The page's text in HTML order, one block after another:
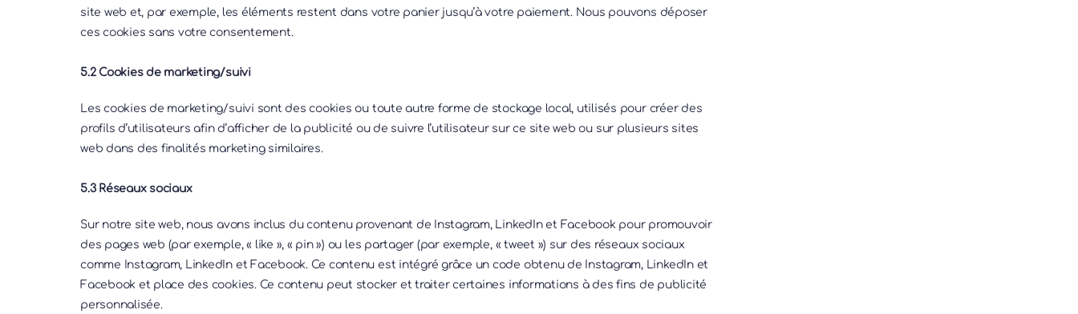
site web et, par exemple, les éléments restent dans votre panier jusqu’à votre paiement. Nous pouvons déposer
ces cookies sans votre consentement.
5.2 Cookies de marketing/suivi
Les cookies de marketing/suivi sont des cookies ou toute autre forme de stockage local, utilisés pour créer des
profils d’utilisateurs afin d’afficher de la publicité ou de suivre l’utilisateur sur ce site web ou sur plusieurs sites
web dans des finalités marketing similaires.
5.3 Réseaux sociaux
Sur notre site web, nous avons inclus du contenu provenant de Instagram, LinkedIn et Facebook pour promouvoir
des pages web (par exemple, « like », « pin ») ou les partager (par exemple, « tweet ») sur des réseaux sociaux
comme Instagram, LinkedIn et Facebook. Ce contenu est intégré grâce un code obtenu de Instagram, LinkedIn et
Facebook et place des cookies. Ce contenu peut stocker et traiter certaines informations à des fins de publicité
personnalisée.